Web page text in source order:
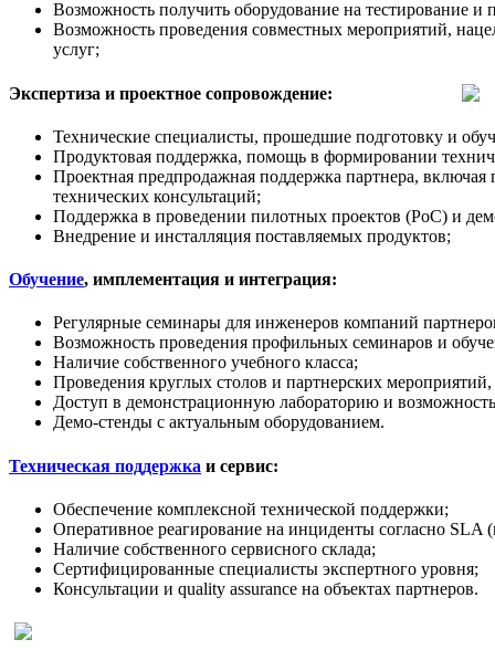
Возможность получить оборудование на тестирование и
Возможность проведения совместных мероприятий,
услуг;
Экспертиза и проектное сопровождение:
Технические специалисты, прошедшие подготовку и
Продуктовая поддержка, помощь в формировании
Проектная предпродажная поддержка партнера, включая
технических консультаций;
Поддержка в проведении пилотных проектов (PoC) и
Внедрение и инсталляция поставляемых продуктов;
Обучение, имплементация и интеграция:
Регулярные семинары для инженеров компаний
Возможность проведения профильных семинаров и
Наличие собственного учебного класса;
Проведения круглых столов и партнерских
Доступ в демонстрационную лабораторию и
Демо-стенды с актуальным оборудованием.
Техническая поддержка и сервис:
Обеспечение комплексной технической поддержки;
Оперативное реагирование на инциденты согласно SLA
Наличие собственного сервисного склада;
Сертифицированные специалисты экспертного уровня;
Консультации и quality assurance на объектах партнеров.